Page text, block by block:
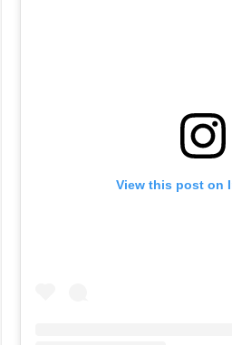
View this post on